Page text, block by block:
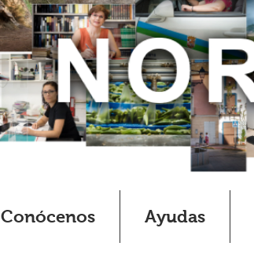
Conócenos Ayudas